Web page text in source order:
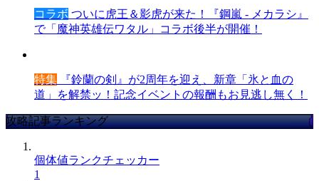
コラボ ついに虎王＆影虎が来た！『鋼嵐 - メカラシ』
で「魔神英雄伝ワタル」コラボ後半が開催！
特集 『鈴蘭の剣』が2周年を迎え、新章「氷と血の
道」を解禁ッ！記念イベントの報酬もお見逃し無く！
攻略記事ランキング
個体値ランクチェッカー
1